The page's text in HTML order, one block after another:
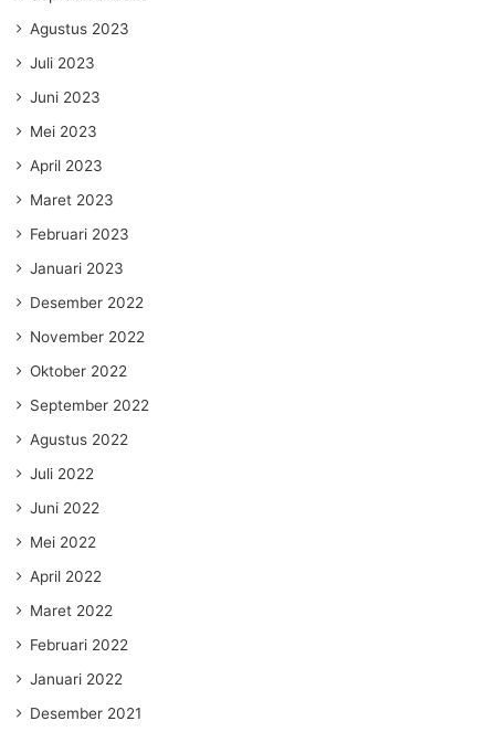
Agustus 2023
Juli 2023
Juni 2023
Mei 2023
April 2023
Maret 2023
Februari 2023
Januari 2023
Desember 2022
November 2022
Oktober 2022
September 2022
Agustus 2022
Juli 2022
Juni 2022
Mei 2022
April 2022
Maret 2022
Februari 2022
Januari 2022
Desember 2021